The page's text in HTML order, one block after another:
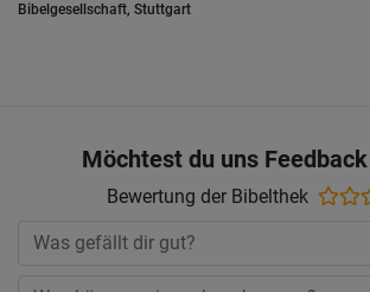
Bibelgesellschaft, Stuttgart
Möchtest du uns
Bewertung der Bibelthek